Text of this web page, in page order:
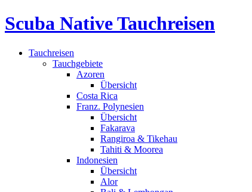
Scuba Native Tauchreisen
Tauchreisen
Tauchgebiete
Azoren
Übersicht
Costa Rica
Franz. Polynesien
Übersicht
Fakarava
Rangiroa & Tikehau
Tahiti & Moorea
Indonesien
Übersicht
Alor